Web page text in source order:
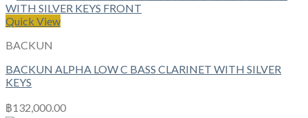
Quick View
BACKUN
BACKUN ALPHA LOW C BASS CLARINET WITH SILVER
KEYS
฿132,000.00